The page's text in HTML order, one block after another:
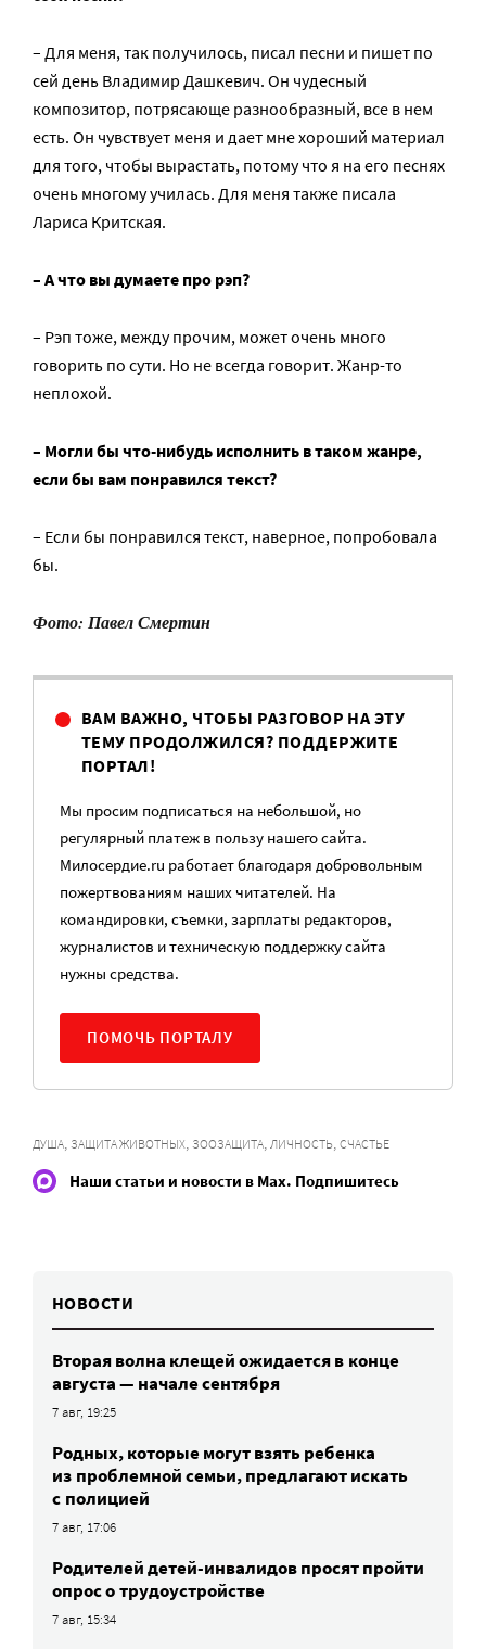
– Для меня, так получилось, писал песни и пишет по
сей день Владимир Дашкевич. Он чудесный
композитор, потрясающе разнообразный, все в нем
есть. Он чувствует меня и дает мне хороший материал
для того, чтобы вырастать, потому что я на его песнях
очень многому училась. Для меня также писала
Лариса Критская.
– А что вы думаете про рэп?
– Рэп тоже, между прочим, может очень много
говорить по сути. Но не всегда говорит. Жанр-то
неплохой.
– Могли бы что-нибудь исполнить в таком жанре,
если бы вам понравился текст?
– Если бы понравился текст, наверное, попробовала
бы.
Фото: Павел Смертин
ВАМ ВАЖНО, ЧТОБЫ РАЗГОВОР НА ЭТУ
ТЕМУ ПРОДОЛЖИЛСЯ? ПОДДЕРЖИТЕ
ПОРТАЛ!
Мы просим подписаться на небольшой, но
регулярный платеж в пользу нашего сайта.
Милосердие.ru работает благодаря добровольным
пожертвованиям наших читателей. На
командировки, съемки, зарплаты редакторов,
журналистов и техническую поддержку сайта
нужны средства.
ПОМОЧЬ ПОРТАЛУ
ДУША ЗАЩИТА ЖИВОТНЫХ ЗООЗАЩИТА ЛИЧНОСТЬ СЧАСТЬЕ
Наши статьи и новости в Max. Подпишитесь
НОВОСТИ
Вторая волна клещей ожидается в конце
августа — начале сентября
7 авг, 19:25
Родных, которые могут взять ребенка
из проблемной семьи, предлагают искать
с полицией
7 авг, 17:06
Родителей детей-инвалидов просят пройти
опрос о трудоустройстве
7 авг, 15:34